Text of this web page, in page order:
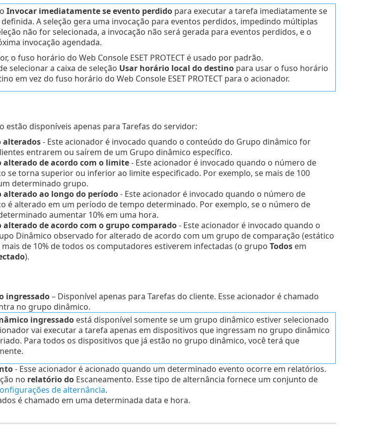
Invocar imediatamente se evento perdidopara executar a tarefa imediatamente se
A seleção gera uma invocação para eventos perdidos, impedindo múltiplas
não for selecionada, a invocação não será gerada para eventos perdidos, e o
invocação agendada.
o fuso horário do Web Console ESET PROTECT é usado por padrão.
selecionar a caixa de seleção Usar horário local do destinopara usar o fuso horário
em vez do fuso horário do Web Console ESET PROTECT para o acionador.
estão disponíveis apenas para Tarefas do servidor:
alterados- Este acionador é invocado quando o conteúdo do Grupo dinâmico for
entrarem ou saírem de um Grupo dinâmico específico.
de acordo com o limite- Este acionador é invocado quando o número de
se torna superior ou inferior ao limite especificado. Por exemplo, se mais de 100
determinado grupo.
ao longo do período- Este acionador é invocado quando o número de
é alterado em um período de tempo determinado. Por exemplo, se o número de
aumentar 10% em uma hora.
de acordo com o grupo comparado- Este acionador é invocado quando o
Dinâmico observado for alterado de acordo com um grupo de comparação (estático
de 10% de todos os computadores estiverem infectadas (o grupo Todosem
).
ingressado– Disponível apenas para Tarefas do cliente. Esse acionador é chamado
no grupo dinâmico.
ingressadoestá disponível somente se um grupo dinâmico estiver selecionado
vai executar a tarefa apenas em dispositivos que ingressam no grupo dinâmico
Para todos os dispositivos que já estão no grupo dinâmico, você terá que
- Esse acionador é acionado quando um determinado evento ocorre em relatórios.
no relatório do Escaneamento. Esse tipo de alternância fornece um conjunto de
de alternância.
é chamado em uma determinada data e hora.